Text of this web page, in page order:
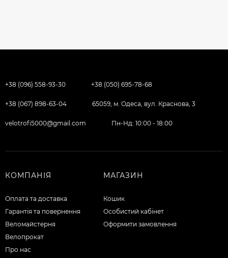
+38 (096) 558-93-30 +38 (050) 695-78-68
+38 (067) 898-63-04 65059, м. Одеса, вул. Краснова, 3
velotrofi5000@gmail.com Пн-Нд: 10:00 - 18:00
КОМПАНІЯ
Оплата та доставка
Гарантія та повернення
Веломайстерня
Велопрокат
Про нас
МАГАЗИН
Кошик
Особистий кабінет
Оформити замовлення